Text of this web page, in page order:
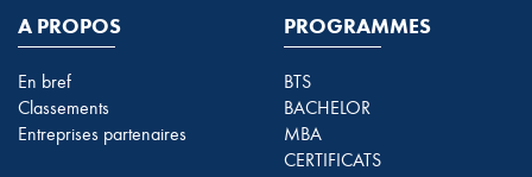
A PROPOS
En bref
Classements
Entreprises partenaires
PROGRAMMES
BTS
BACHELOR
MBA
CERTIFICATS